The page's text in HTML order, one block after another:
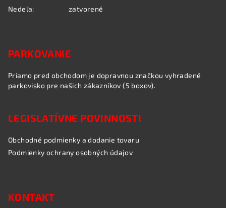
u
Nedeľa:
zatvorené
PARKOVANIE
Priamo pred obchodom je dopravnou značkou vyhradené
parkovisko pre našich zákazníkov (5 boxov).
LEGISLATÍVNE POVINNOSTI
Obchodné podmienky a dodanie tovaru
Podmienky ochrany osobných údajov
KONTAKT